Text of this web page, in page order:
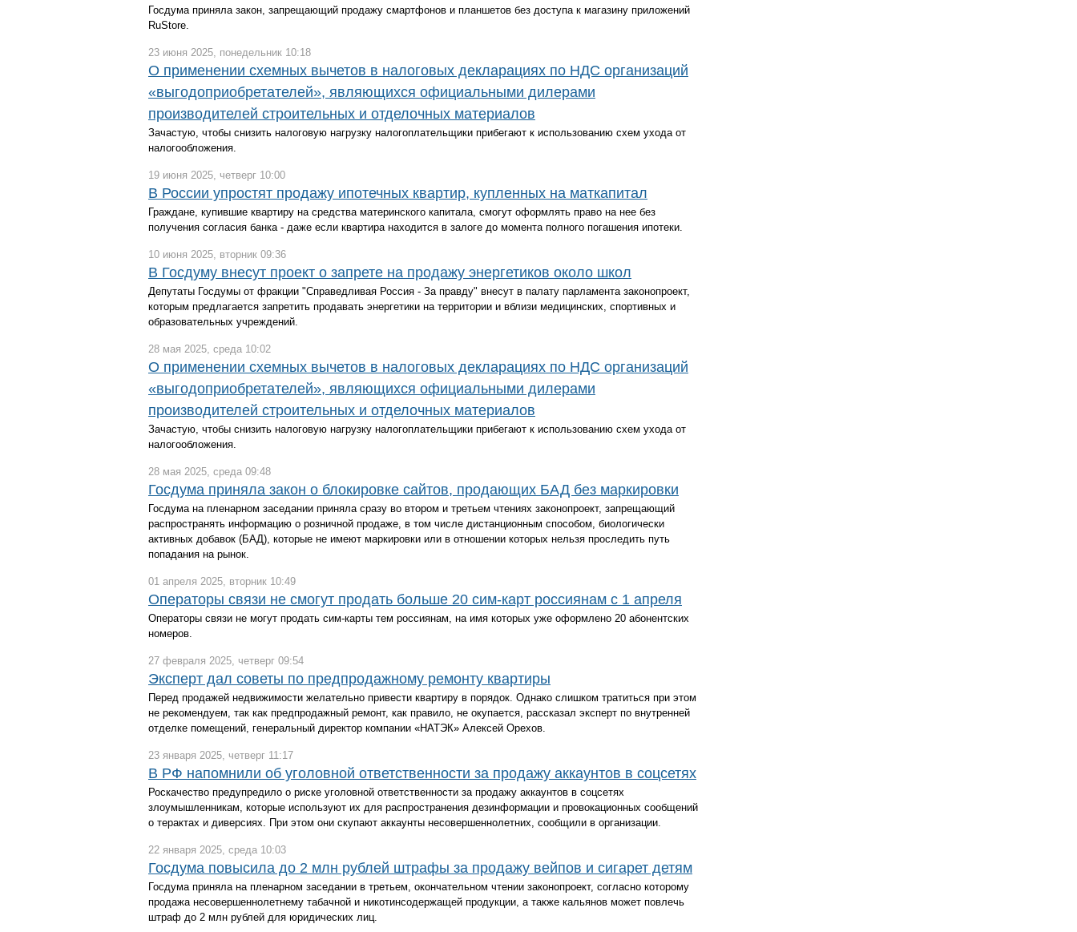
Госдума приняла закон, запрещающий продажу смартфонов и планшетов без доступа к магазину приложений
RuStore.
23 июня 2025, понедельник 10:18
О применении схемных вычетов в налоговых декларациях по НДС организаций
«выгодоприобретателей», являющихся официальными дилерами
производителей строительных и отделочных материалов
Зачастую, чтобы снизить налоговую нагрузку налогоплательщики прибегают к использованию схем ухода от
налогообложения.
19 июня 2025, четверг 10:00
В России упростят продажу ипотечных квартир, купленных на маткапитал
Граждане, купившие квартиру на средства материнского капитала, смогут оформлять право на нее без
получения согласия банка - даже если квартира находится в залоге до момента полного погашения ипотеки.
10 июня 2025, вторник 09:36
В Госдуму внесут проект о запрете на продажу энергетиков около школ
Депутаты Госдумы от фракции "Справедливая Россия - За правду" внесут в палату парламента законопроект,
которым предлагается запретить продавать энергетики на территории и вблизи медицинских, спортивных и
образовательных учреждений.
28 мая 2025, среда 10:02
О применении схемных вычетов в налоговых декларациях по НДС организаций
«выгодоприобретателей», являющихся официальными дилерами
производителей строительных и отделочных материалов
Зачастую, чтобы снизить налоговую нагрузку налогоплательщики прибегают к использованию схем ухода от
налогообложения.
28 мая 2025, среда 09:48
Госдума приняла закон о блокировке сайтов, продающих БАД без маркировки
Госдума на пленарном заседании приняла сразу во втором и третьем чтениях законопроект, запрещающий
распространять информацию о розничной продаже, в том числе дистанционным способом, биологически
активных добавок (БАД), которые не имеют маркировки или в отношении которых нельзя проследить путь
попадания на рынок.
01 апреля 2025, вторник 10:49
Операторы связи не смогут продать больше 20 сим-карт россиянам с 1 апреля
Операторы связи не могут продать сим-карты тем россиянам, на имя которых уже оформлено 20 абонентских
номеров.
27 февраля 2025, четверг 09:54
Эксперт дал советы по предпродажному ремонту квартиры
Перед продажей недвижимости желательно привести квартиру в порядок. Однако слишком тратиться при этом
не рекомендуем, так как предпродажный ремонт, как правило, не окупается, рассказал эксперт по внутренней
отделке помещений, генеральный директор компании «НАТЭК» Алексей Орехов.
23 января 2025, четверг 11:17
В РФ напомнили об уголовной ответственности за продажу аккаунтов в соцсетях
Роскачество предупредило о риске уголовной ответственности за продажу аккаунтов в соцсетях
злоумышленникам, которые используют их для распространения дезинформации и провокационных сообщений
о терактах и диверсиях. При этом они скупают аккаунты несовершеннолетних, сообщили в организации.
22 января 2025, среда 10:03
Госдума повысила до 2 млн рублей штрафы за продажу вейпов и сигарет детям
Госдума приняла на пленарном заседании в третьем, окончательном чтении законопроект, согласно которому
продажа несовершеннолетнему табачной и никотинсодержащей продукции, а также кальянов может повлечь
штраф до 2 млн рублей для юридических лиц.